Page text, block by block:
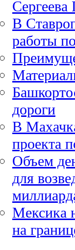
Сергеева
В
работы
дороги
В
проекта
Объем
для
Мексика
на